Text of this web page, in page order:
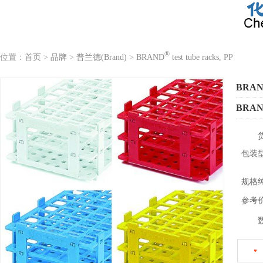
位置： 首页 > 品牌 > 普兰德(Brand) > BRAND® test tube racks, PP
包装
规格
参考